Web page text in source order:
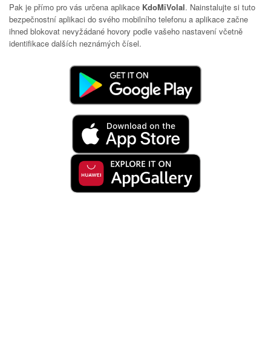
Pak je přímo pro vás určena aplikace KdoMiVolal. Nainstalujte si tuto
bezpečnostní aplikaci do svého mobilního telefonu a aplikace začne
ihned blokovat nevyžádané hovory podle vašeho nastavení včetně
identifikace dalších neznámých čísel.